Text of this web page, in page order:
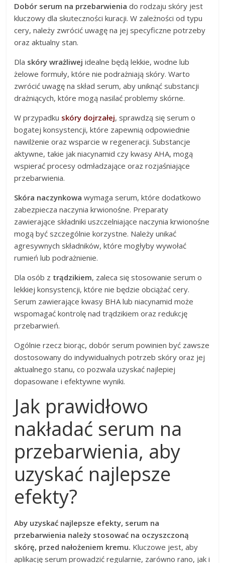
Dobór serum na przebarwienia do rodzaju skóry jest
kluczowy dla skuteczności kuracji. W zależności od typu
cery, należy zwrócić uwagę na jej specyficzne potrzeby
oraz aktualny stan.
Dla skóry wrażliwej idealne będą lekkie, wodne lub
żelowe formuły, które nie podrażniają skóry. Warto
zwrócić uwagę na skład serum, aby uniknąć substancji
drażniących, które mogą nasilać problemy skórne.
W przypadku skóry dojrzałej, sprawdzą się serum o
bogatej konsystencji, które zapewnią odpowiednie
nawilżenie oraz wsparcie w regeneracji. Substancje
aktywne, takie jak niacynamid czy kwasy AHA, mogą
wspierać procesy odmładzające oraz rozjaśniające
przebarwienia.
Skóra naczynkowa wymaga serum, które dodatkowo
zabezpiecza naczynia krwionośne. Preparaty
zawierające składniki uszczelniające naczynia krwionośne
mogą być szczególnie korzystne. Należy unikać
agresywnych składników, które mogłyby wywołać
rumień lub podrażnienie.
Dla osób z trądzikiem, zaleca się stosowanie serum o
lekkiej konsystencji, które nie będzie obciążać cery.
Serum zawierające kwasy BHA lub niacynamid może
wspomagać kontrolę nad trądzikiem oraz redukcję
przebarwień.
Ogólnie rzecz biorąc, dobór serum powinien być zawsze
dostosowany do indywidualnych potrzeb skóry oraz jej
aktualnego stanu, co pozwala uzyskać najlepiej
dopasowane i efektywne wyniki.
Jak prawidłowo
nakładać serum na
przebarwienia, aby
uzyskać najlepsze
efekty?
Aby uzyskać najlepsze efekty, serum na
przebarwienia należy stosować na oczyszczoną
skórę, przed nałożeniem kremu. Kluczowe jest, aby
aplikację serum prowadzić regularnie, zarówno rano, jak i